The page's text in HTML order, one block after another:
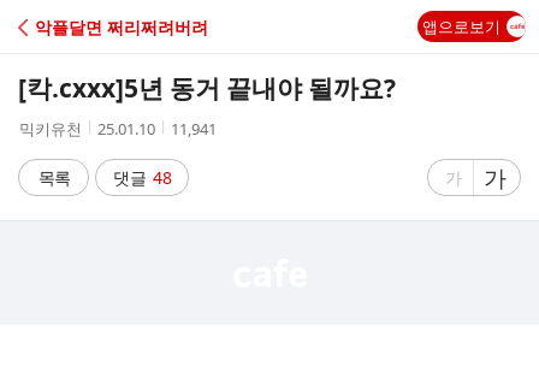
C
A
악플달면 쩌리쩌려버려 앱으로보기
[칵.cxxx]5년 동거 끝내야 될까요?
작
자
믹키유천
작
시
간
25.01.10
조
수
11,941
목록 댓글 48
글
가
글
자
가